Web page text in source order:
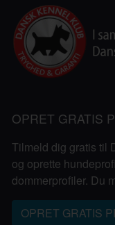
OPRET GRATIS
Tilmeld dig gratis til
og oprette
dommerprofiler. Du
OPRET GRATIS